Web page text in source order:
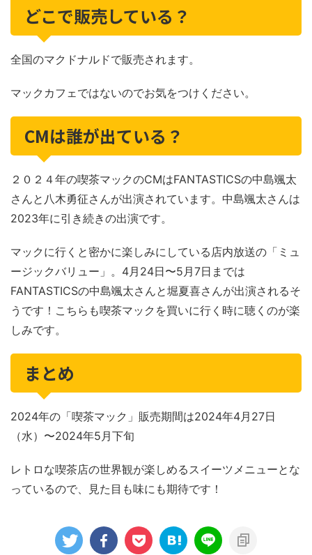
どこで販売している？
全国のマクドナルドで販売されます。
マックカフェではないのでお気をつけください。
CMは誰が出ている？
２０２４年の喫茶マックのCMはFANTASTICSの中島颯太
さんと八木勇征さんが出演されています。中島颯太さんは
2023年に引き続きの出演です。
マックに行くと密かに楽しみにしている店内放送の「ミュ
ージックバリュー」。4月24日〜5月7日までは
FANTASTICSの中島颯太さんと堀夏喜さんが出演されるそ
うです！こちらも喫茶マックを買いに行く時に聴くのが楽
しみです。
まとめ
2024年の「喫茶マック」販売期間は2024年4月27日
（水）〜2024年5月下旬
レトロな喫茶店の世界観が楽しめるスイーツメニューとな
っているので、見た目も味にも期待です！